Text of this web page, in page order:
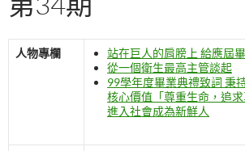
容
人物專欄
站在巨人的肩膀上 給應屆
從一個衛生最高主管談起
99學年度畢業典禮致詞 秉
核心價值「尊重生命，追求
進入社會成為新鮮人